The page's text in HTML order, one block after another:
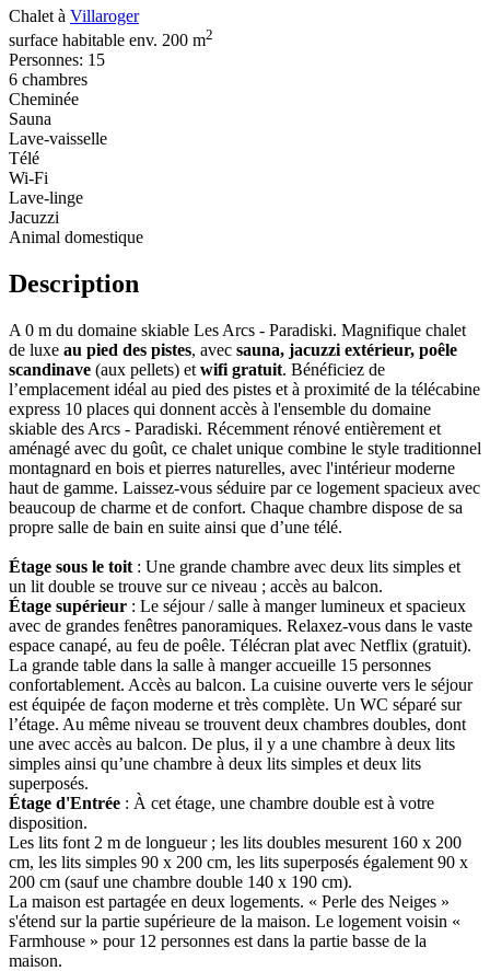
Chalet à Villaroger
surface habitable env. 200 m2
Personnes: 15
6 chambres
Cheminée
Sauna
Lave-vaisselle
Télé
Wi-Fi
Lave-linge
Jacuzzi
Animal domestique
Description
A 0 m du domaine skiable Les Arcs - Paradiski. Magnifique chalet
de luxe au pied des pistes, avec sauna, jacuzzi extérieur, poêle
scandinave (aux pellets) et wifi gratuit. Bénéficiez de
l’emplacement idéal au pied des pistes et à proximité de la télécabine
express 10 places qui donnent accès à l'ensemble du domaine
skiable des Arcs - Paradiski. Récemment rénové entièrement et
aménagé avec du goût, ce chalet unique combine le style traditionnel
montagnard en bois et pierres naturelles, avec l'intérieur moderne
haut de gamme. Laissez-vous séduire par ce logement spacieux avec
beaucoup de charme et de confort. Chaque chambre dispose de sa
propre salle de bain en suite ainsi que d’une télé.
Étage sous le toit : Une grande chambre avec deux lits simples et
un lit double se trouve sur ce niveau ; accès au balcon.
Étage supérieur : Le séjour / salle à manger lumineux et spacieux
avec de grandes fenêtres panoramiques. Relaxez-vous dans le vaste
espace canapé, au feu de poêle. Télécran plat avec Netflix (gratuit).
La grande table dans la salle à manger accueille 15 personnes
confortablement. Accès au balcon. La cuisine ouverte vers le séjour
est équipée de façon moderne et très complète. Un WC séparé sur
l’étage. Au même niveau se trouvent deux chambres doubles, dont
une avec accès au balcon. De plus, il y a une chambre à deux lits
simples ainsi qu’une chambre à deux lits simples et deux lits
superposés.
Étage d'Entrée : À cet étage, une chambre double est à votre
disposition.
Les lits font 2 m de longueur ; les lits doubles mesurent 160 x 200
cm, les lits simples 90 x 200 cm, les lits superposés également 90 x
200 cm (sauf une chambre double 140 x 190 cm).
La maison est partagée en deux logements. « Perle des Neiges »
s'étend sur la partie supérieure de la maison. Le logement voisin «
Farmhouse » pour 12 personnes est dans la partie basse de la
maison.